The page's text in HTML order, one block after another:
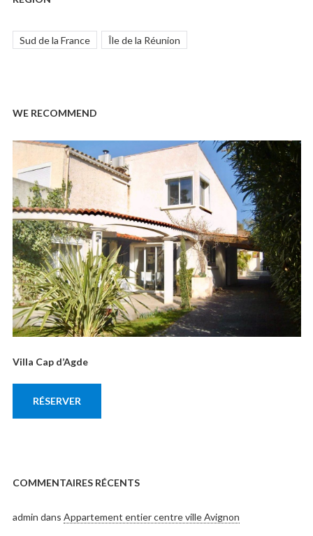
Sud de la France Île de la Réunion
WE RECOMMEND
Villa Cap d’Agde
RÉSERVER
COMMENTAIRES RÉCENTS
admin dans Appartement entier centre ville Avignon